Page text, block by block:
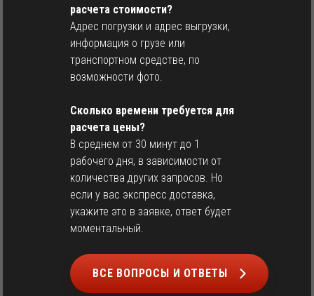
расчета стоимости?
Адрес погрузки и адрес выгрузки,
информация о грузе или
транспортном средстве, по
возможности фото.
Сколько времени требуется для
расчета цены?
В среднем от 30 минут до 1
рабочего дня, в зависимости от
количества других запросов. Но
если у вас экспресс доставка,
укажите это в заявке, ответ будет
моментальный.
ВСЕ ВОПРОСЫ И ОТВЕТЫ